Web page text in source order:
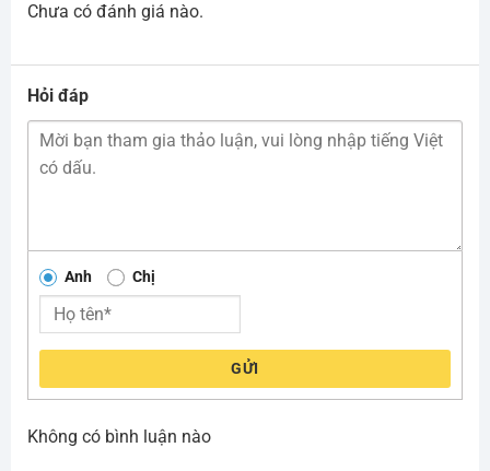
Chưa có đánh giá nào.
Hỏi đáp
Anh Chị
GỬI
Không có bình luận nào